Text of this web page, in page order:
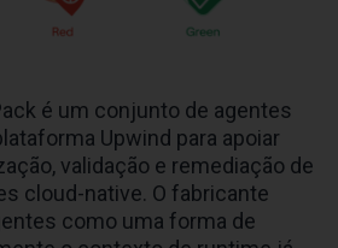
é um conjunto de agentes
Upwind para apoiar
validação e remediação de
cloud-native. O fabricante
como uma forma de